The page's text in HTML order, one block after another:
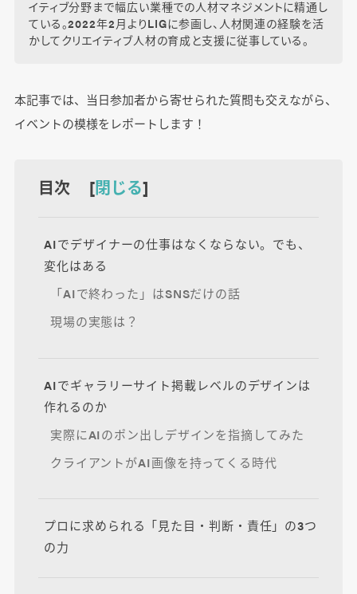
イティブ分野まで幅広い業種での人材マネジメントに精通し
ている。2022年2月よりLIGに参画し、人材関連の経験を活
かしてクリエイティブ人材の育成と支援に従事している。
本記事では、当日参加者から寄せられた質問も交えながら、
イベントの模様をレポートします！
目次 [閉じる]
AIでデザイナーの仕事はなくならない。でも、
変化はある
「AIで終わった」はSNSだけの話
現場の実態は？
AIでギャラリーサイト掲載レベルのデザインは
作れるのか
実際にAIのポン出しデザインを指摘してみた
クライアントがAI画像を持ってくる時代
プロに求められる「見た目・判断・責任」の3つ
の力